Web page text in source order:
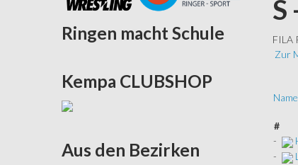
S
FILA
Zur
Name
#
-
-
Ringen macht Schule
Kempa CLUBSHOP
Aus den Bezirken